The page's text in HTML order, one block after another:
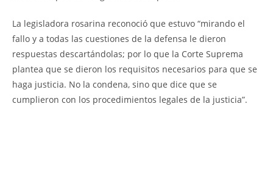
La legisladora rosarina reconoció que estuvo “mirando el
fallo y a todas las cuestiones de la defensa le dieron
respuestas descartándolas; por lo que la Corte Suprema
plantea que se dieron los requisitos necesarios para que se
haga justicia. No la condena, sino que dice que se
cumplieron con los procedimientos legales de la justicia”.